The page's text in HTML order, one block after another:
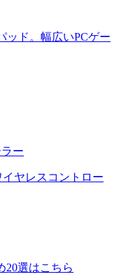
ッド。幅広いPCゲー
ー
ヤレスコントロー
20選はこちら